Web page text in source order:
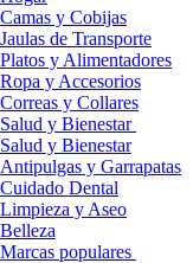
Camas y Cobijas
Jaulas de Transporte
Platos y Alimentadores
Ropa y Accesorios
Correas y Collares
Salud y Bienestar
Salud y Bienestar
Antipulgas y Garrapatas
Cuidado Dental
Limpieza y Aseo
Belleza
Marcas populares